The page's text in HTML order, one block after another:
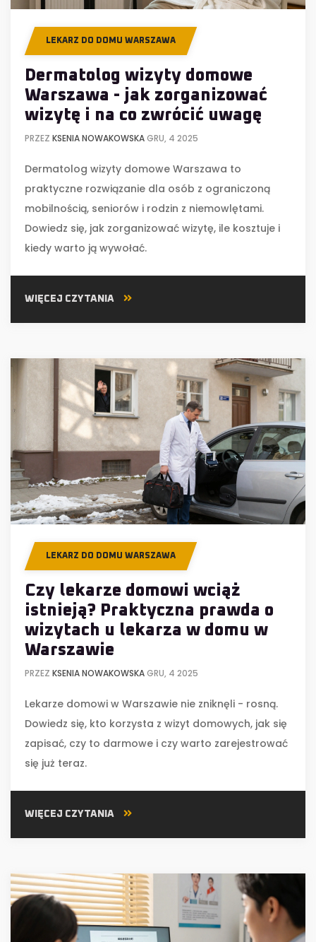
LEKARZ DO DOMU WARSZAWA
Dermatolog wizyty domowe
Warszawa - jak zorganizować
wizytę i na co zwrócić uwagę
PRZEZ KSENIA NOWAKOWSKAGRU, 4 2025
Dermatolog wizyty domowe Warszawa to
praktyczne rozwiązanie dla osób z ograniczoną
mobilnością, seniorów i rodzin z niemowlętami.
Dowiedz się, jak zorganizować wizytę, ile kosztuje i
kiedy warto ją wywołać.
WIĘCEJ CZYTANIA
LEKARZ DO DOMU WARSZAWA
Czy lekarze domowi wciąż
istnieją? Praktyczna prawda o
wizytach u lekarza w domu w
Warszawie
PRZEZ KSENIA NOWAKOWSKAGRU, 4 2025
Lekarze domowi w Warszawie nie zniknęli - rosną.
Dowiedz się, kto korzysta z wizyt domowych, jak się
zapisać, czy to darmowe i czy warto zarejestrować
się już teraz.
WIĘCEJ CZYTANIA